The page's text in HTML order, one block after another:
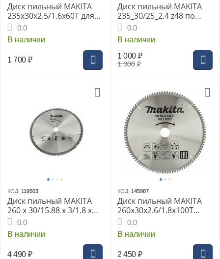
Диск пильный MAKITA
235x30x2.5/1.6x60T для
дерева (D-51471)
0.0
В наличии
1 700 ₽
Диск пильный MAKITA
235_30/25_2.4 z48 по
дереву Standart (D-
45951)
0.0
В наличии
1 300 ₽
1 000 ₽
КОД: 119503
Диск пильный MAKITA
260 x 30/15.88 x 3/1.8 x
100T для алюминия
0.0
В наличии
4 490 ₽
КОД: 145987
Диск пильный MAKITA
260x30x2.6/1.8x100T
универсальный для
алюминия/дерева/
пластика
0.0
В наличии
2 450 ₽